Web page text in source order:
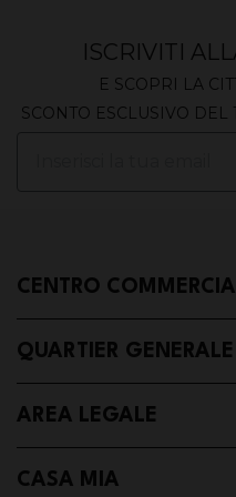
ISCRIVITI
E SCOPRI LA
SCONTO ESCLUSIVO DEL
CENTRO
QUARTIER GENERALE
AREA LEGALE
CASA MIA